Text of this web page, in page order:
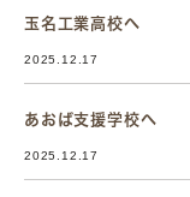
玉名工業高校へ
2025.12.17
あおば支援学校へ
2025.12.17